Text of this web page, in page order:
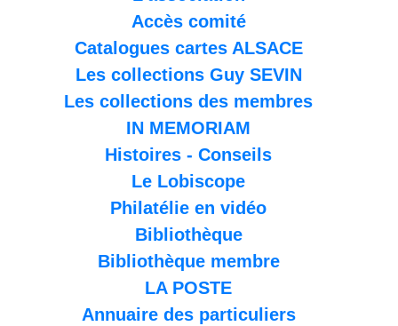
Accès comité
Catalogues cartes ALSACE
Les collections Guy SEVIN
Les collections des membres
IN MEMORIAM
Histoires - Conseils
Le Lobiscope
Philatélie en vidéo
Bibliothèque
Bibliothèque membre
LA POSTE
Annuaire des particuliers